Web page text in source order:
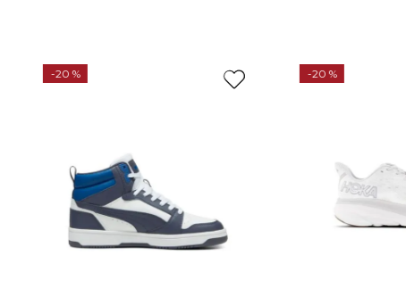
-20 % -20 %